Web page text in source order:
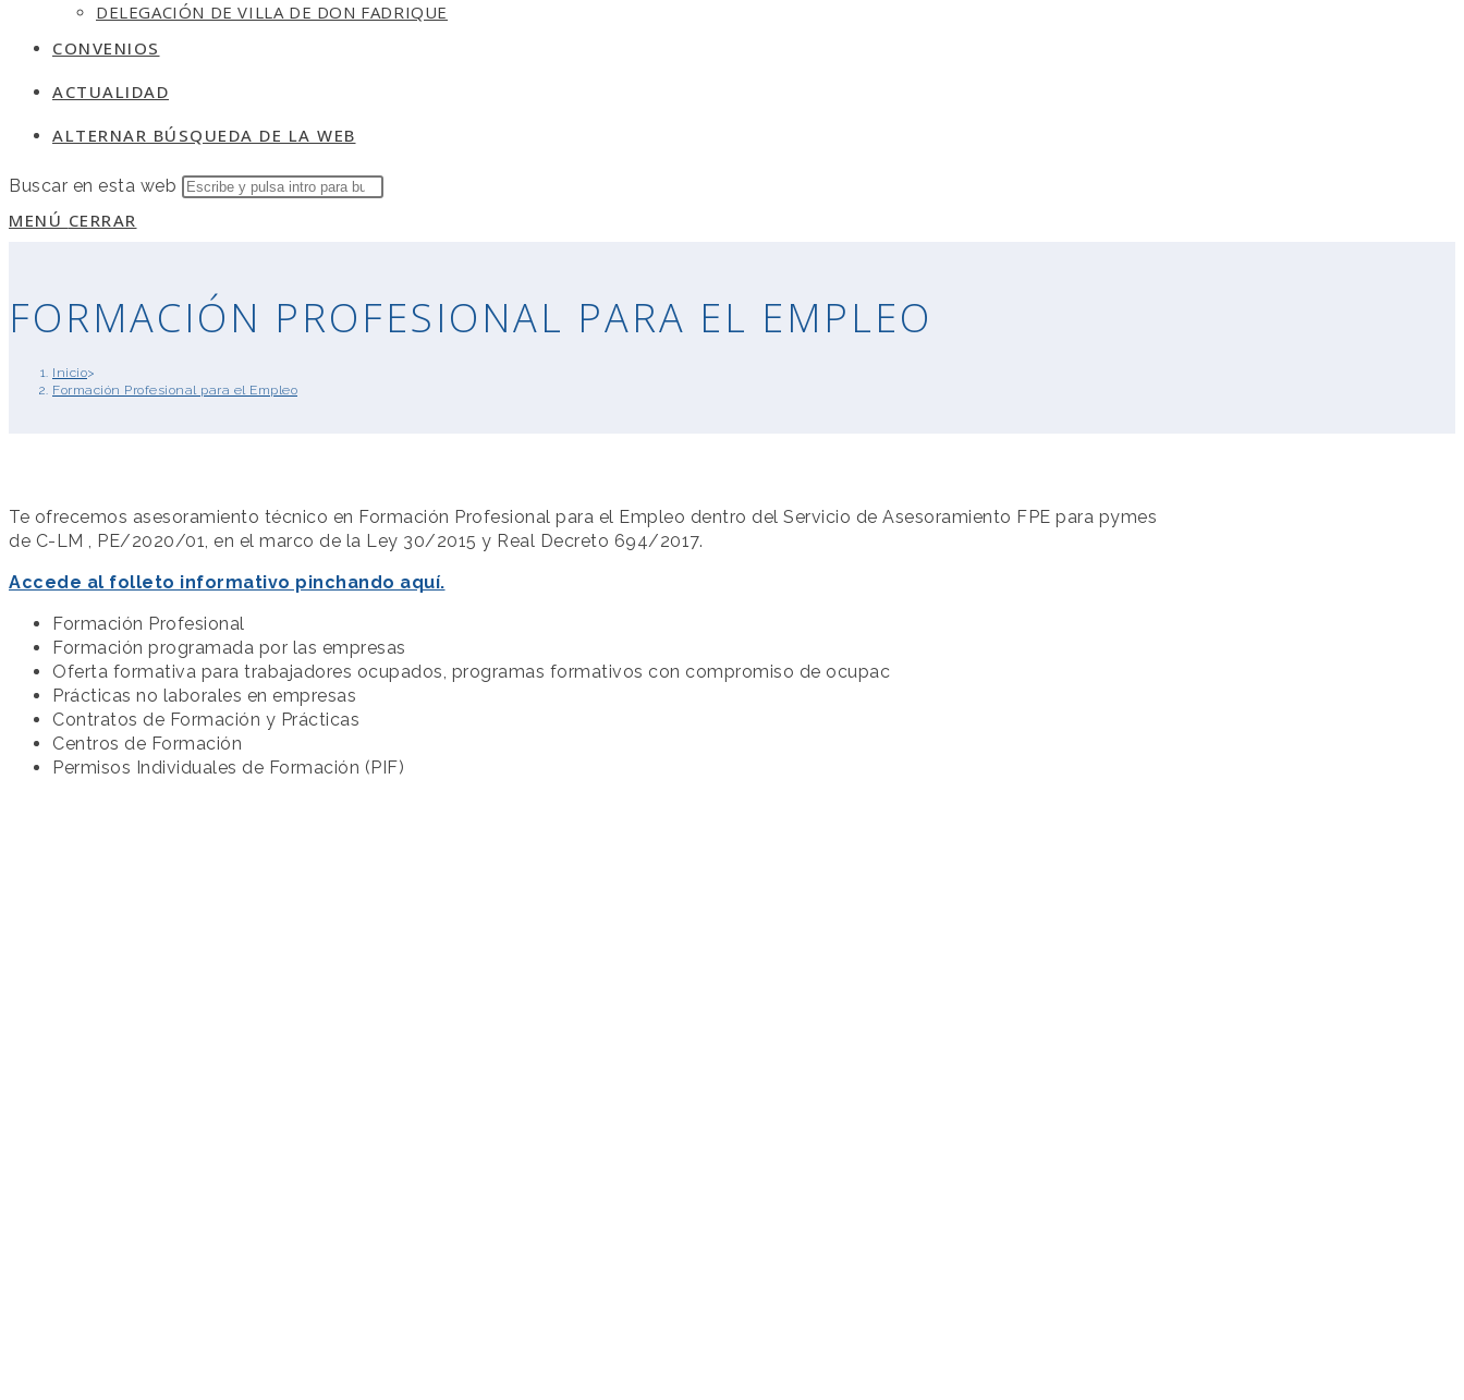
DELEGACIÓN DE VILLA DE DON FADRIQUE
CONVENIOS
ACTUALIDAD
ALTERNAR BÚSQUEDA DE LA WEB
Buscar en esta web
MENÚ CERRAR
FORMACIÓN PROFESIONAL PARA EL EMPLEO
Inicio>
Formación Profesional para el Empleo
Te ofrecemos asesoramiento técnico en Formación Profesional para el Empleo dentro del Servicio de Asesoramiento FPE para pymes
de C-LM , PE/2020/01, en el marco de la Ley 30/2015 y Real Decreto 694/2017.
Accede al folleto informativo pinchando aquí.
Formación Profesional
Formación programada por las empresas
Oferta formativa para trabajadores ocupados, programas formativos con compromiso de ocupac
Prácticas no laborales en empresas
Contratos de Formación y Prácticas
Centros de Formación
Permisos Individuales de Formación (PIF)